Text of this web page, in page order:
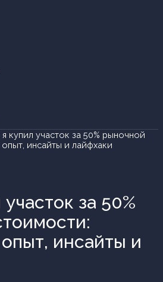
я купил участок за 50% рыночной
инсайты и лайфхаки
за 50%
инсайты и